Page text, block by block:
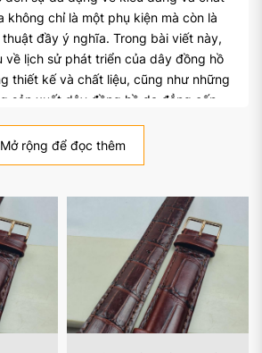
không chỉ là một phụ kiện mà còn là
đầy ý nghĩa. Trong bài viết này,
về lịch sử phát triển của dây đồng hồ
thiết kế và chất liệu, cũng như những
sản xuất dây đồng hồ da đẳng cấp.
hiện từ khá lâu trong lịch sử, thể
một số điểm quan trọng trong lịch sử
khi có dây đồng hồ da, đồng hồ
bằng dây kim loại. Tuy nhiên, dây
không thoải mái và không phù hợp
khiến cho việc phát triển dây
Mở rộng để đọc thêm